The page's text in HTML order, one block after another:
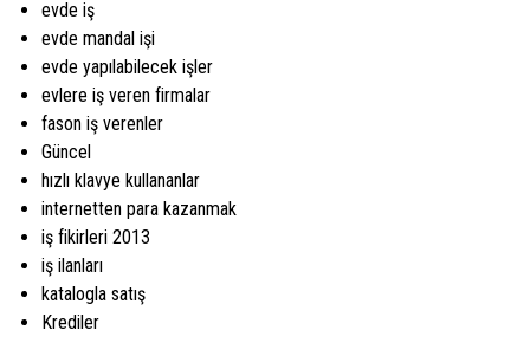
evde iş
evde mandal işi
evde yapılabilecek işler
evlere iş veren firmalar
fason iş verenler
Güncel
hızlı klavye kullananlar
internetten para kazanmak
iş fikirleri 2013
iş ilanları
katalogla satış
Krediler